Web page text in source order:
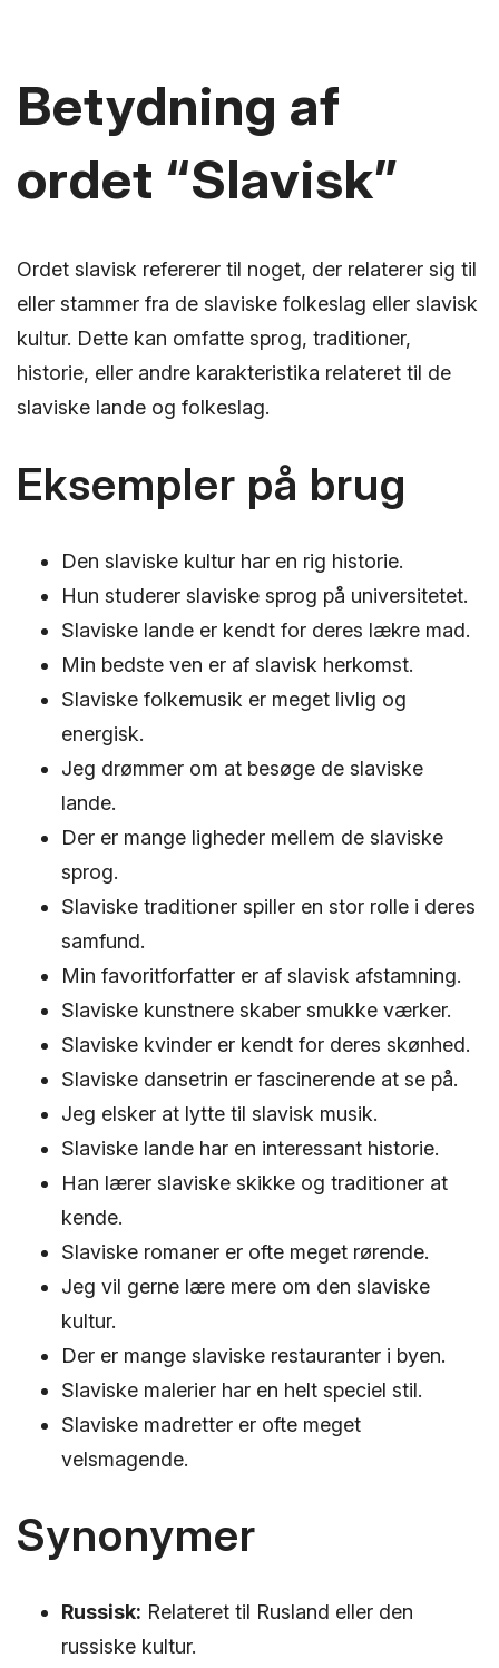
Betydning af
ordet “Slavisk”
Ordet slavisk refererer til noget, der relaterer sig til
eller stammer fra de slaviske folkeslag eller slavisk
kultur. Dette kan omfatte sprog, traditioner,
historie, eller andre karakteristika relateret til de
slaviske lande og folkeslag.
Eksempler på brug
Den slaviske kultur har en rig historie.
Hun studerer slaviske sprog på universitetet.
Slaviske lande er kendt for deres lækre mad.
Min bedste ven er af slavisk herkomst.
Slaviske folkemusik er meget livlig og
energisk.
Jeg drømmer om at besøge de slaviske
lande.
Der er mange ligheder mellem de slaviske
sprog.
Slaviske traditioner spiller en stor rolle i deres
samfund.
Min favoritforfatter er af slavisk afstamning.
Slaviske kunstnere skaber smukke værker.
Slaviske kvinder er kendt for deres skønhed.
Slaviske dansetrin er fascinerende at se på.
Jeg elsker at lytte til slavisk musik.
Slaviske lande har en interessant historie.
Han lærer slaviske skikke og traditioner at
kende.
Slaviske romaner er ofte meget rørende.
Jeg vil gerne lære mere om den slaviske
kultur.
Der er mange slaviske restauranter i byen.
Slaviske malerier har en helt speciel stil.
Slaviske madretter er ofte meget
velsmagende.
Synonymer
Russisk: Relateret til Rusland eller den
russiske kultur.